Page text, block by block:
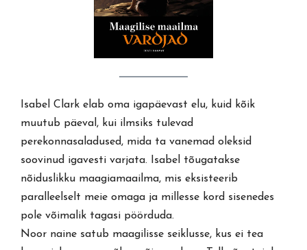
Isabel Clark elab oma igapäevast elu, kuid kõik
muutub päeval, kui ilmsiks tulevad
perekonnasaladused, mida ta vanemad oleksid
soovinud igavesti varjata. Isabel tõugatakse
nõiduslikku maagiamaailma, mis eksisteerib
paralleelselt meie omaga ja millesse kord sisenedes
pole võimalik tagasi pöörduda.
Noor naine satub maagilisse seiklusse, kus ei tea